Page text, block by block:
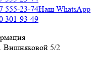
555-23-74Наш WhatsApp
301-93-49
Вишняковой 5/2